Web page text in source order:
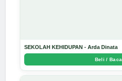
SEKOLAH KEHIDUPAN - Arda Dinata
Beli / Baca